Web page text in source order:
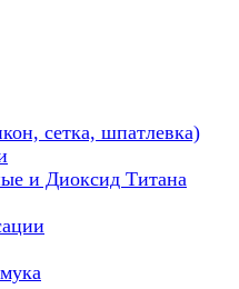
сетка, шпатлевка)
и Диоксид Титана